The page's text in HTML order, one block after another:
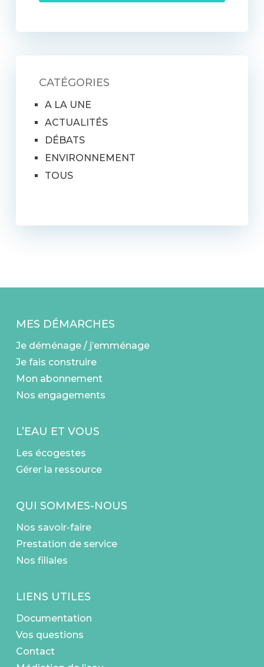
CATÉGORIES
A LA UNE
ACTUALITÉS
DÉBATS
ENVIRONNEMENT
TOUS
MES DÉMARCHES
Je déménage / j’emménage
Je fais construire
Mon abonnement
Nos engagements
L’EAU ET VOUS
Les écogestes
Gérer la ressource
QUI SOMMES-NOUS
Nos savoir-faire
Prestation de service
Nos filiales
LIENS UTILES
Documentation
Vos questions
Contact